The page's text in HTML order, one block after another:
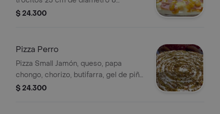
porciones
$ 24.300
Pizza Perro
Pizza Small Jamón, queso, papa
chongo, chorizo, butifarra, gel de piña,
tártara 25 cm de diámetro 8
$ 24.300